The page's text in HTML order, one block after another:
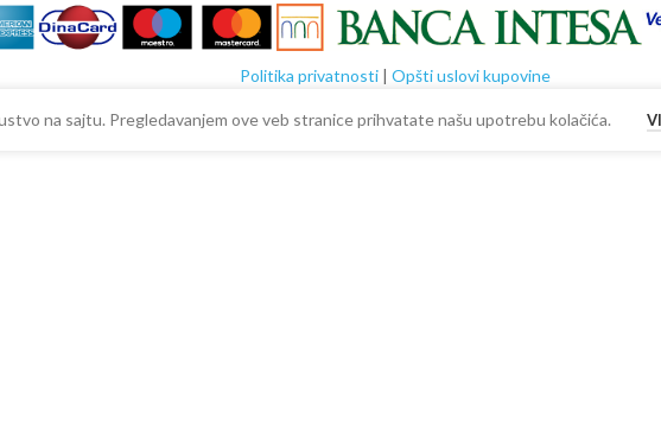
Politika privatnosti | Opšti uslovi kupovine
na sajtu. Pregledavanjem ove veb stranice prihvatate našu upotrebu kolačića.